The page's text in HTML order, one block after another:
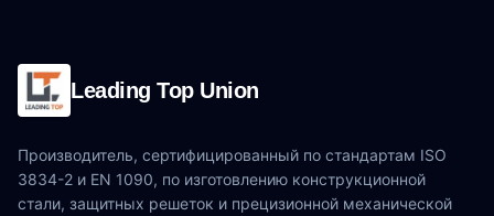
Leading Top Union
Производитель, сертифицированный по стандартам ISO
3834-2 и EN 1090, по изготовлению конструкционной
стали, защитных решеток и прецизионной механической